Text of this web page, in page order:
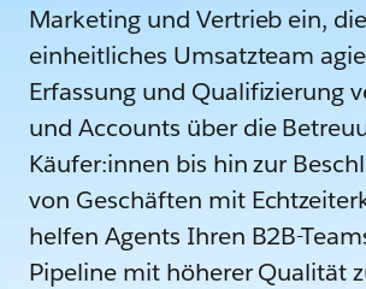
Marketing und Vertrieb ein,
einheitliches Umsatzteam
Erfassung und Qualifizierung
und Accounts über die
Käufer:innen bis hin zur
von Geschäften mit
helfen Agents Ihren B2B-
Pipeline mit höherer Qualität